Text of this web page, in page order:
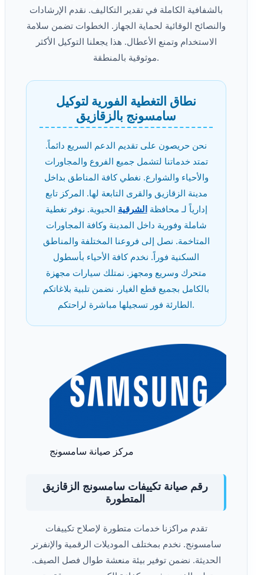
بالشفافية الكاملة في تقدير التكاليف. نقدم الإرشادات
والنصائح الوقائية لحماية الجهاز. الخطوات تضمن سلامة
الاستخدام وتمنع الأعطال. هذا يجعلنا التوكيل الأكثر
موثوقية بالمنطقة.
نطاق التغطية الفورية لتوكيل
سامسونج بالزقازيق
نحن حريصون على تقديم الدعم السريع دائماً.
تمتد خدماتنا لتشمل جميع الفروع والمجاورات
والأحياء والشوارع. نغطي كافة المناطق بداخل
مدينة الزقازيق والقرى التابعة لها. المركز تابع
إدارياً لـ محافظةالشرقية الحيوية. نوفر تغطية
شاملة وفورية داخل المدينة وكافة المجاورات
المتاخمة. نصل إلى فروعنا المختلفة والمناطق
السكنية فوراً. نخدم كافة الأحياء بأسطول
متحرك وسريع ومجهز. نمتلك سيارات مجهزة
بالكامل بجميع قطع الغيار. نضمن تلبية بلاغاتكم
الطارئة فور تسجيلها مباشرة لراحتكم.
مركز صيانة سامسونج
رقم صيانة تكييفات سامسونج الزقازيق
المتطورة
تقدم مراكزنا خدمات متطورة لإصلاح تكييفات
سامسونج. نخدم بمختلف الموديلات الرقمية والإنفرتر
الحديثة. نضمن توفير بيئة منعشة طوال فصل الصيف.